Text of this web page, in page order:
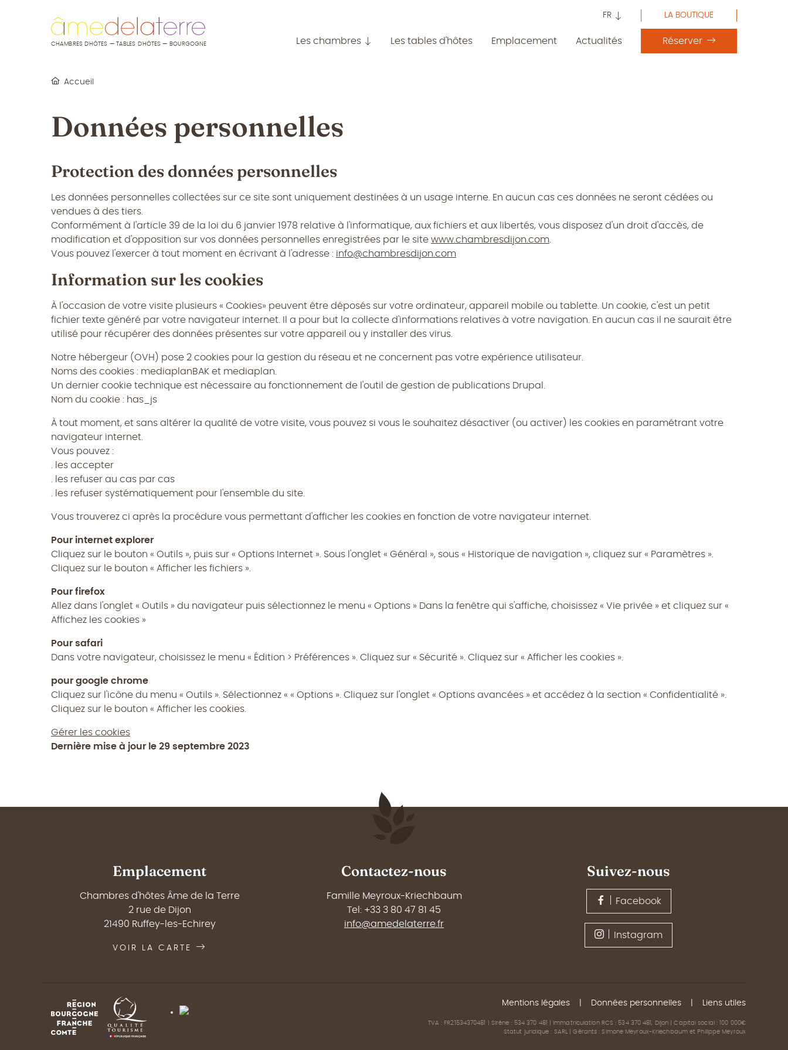
CHAMBRES D'HÔTES — TABLES D'HÔTES — BOURGOGNE
FR LA BOUTIQUE
Les chambres Les tables d'hôtes Emplacement Actualités Réserver
Accueil
Données personnelles
Protection des données personnelles
Les données personnelles collectées sur ce site sont uniquement destinées à un usage interne. En aucun cas ces données ne seront cédées ou
vendues à des tiers.
Conformément à l'article 39 de la loi du 6 janvier 1978 relative à l'informatique, aux fichiers et aux libertés, vous disposez d'un droit d'accès, de
modification et d'opposition sur vos données personnelles enregistrées par le site www.chambresdijon.com
Vous pouvez l'exercer à tout moment en écrivant à l'adresse : info@chambresdijon.com
Information sur les cookies
À l'occasion de votre visite plusieurs « Cookies» peuvent être déposés sur votre ordinateur, appareil mobile ou tablette. Un cookie, c'est un petit
fichier texte généré par votre navigateur internet. Il a pour but la collecte d'informations relatives à votre navigation. En aucun cas il ne saurait être
utilisé pour récupérer des données présentes sur votre appareil ou y installer des virus.
Notre hébergeur (OVH) pose 2 cookies pour la gestion du réseau et ne concernent pas votre expérience utilisateur.
Noms des cookies : mediaplanBAK et mediaplan.
Un dernier cookie technique est nécessaire au fonctionnement de l'outil de gestion de publications Drupal.
Nom du cookie : has_js
À tout moment, et sans altérer la qualité de votre visite, vous pouvez si vous le souhaitez désactiver (ou activer) les cookies en paramétrant votre
navigateur internet.
Vous pouvez :
. les accepter
. les refuser au cas par cas
. les refuser systématiquement pour l'ensemble du site.
Vous trouverez ci après la procédure vous permettant d'afficher les cookies en fonction de votre navigateur internet.
Pour internet explorer
Cliquez sur le bouton « Outils », puis sur « Options Internet ». Sous l'onglet « Général », sous « Historique de navigation », cliquez sur « Paramètres ».
Cliquez sur le bouton « Afficher les fichiers ».
Pour firefox
Allez dans l'onglet « Outils » du navigateur puis sélectionnez le menu « Options » Dans la fenêtre qui s'affiche, choisissez « Vie privée » et cliquez sur «
Affichez les cookies »
Pour safari
Dans votre navigateur, choisissez le menu « Édition > Préférences ». Cliquez sur « Sécurité ». Cliquez sur « Afficher les cookies ».
pour google chrome
Cliquez sur l'icône du menu « Outils ». Sélectionnez « « Options ». Cliquez sur l'onglet « Options avancées » et accédez à la section « Confidentialité ».
Cliquez sur le bouton « Afficher les cookies.
Gérer les cookies
Dernière mise à jour le 29 septembre 2023
Emplacement
Chambres d'hôtes Âme de la Terre
2 rue de Dijon
21490 Ruffey-les-Echirey
VOIR LA CARTE
Contactez-nous
Famille Meyroux-Kriechbaum
Tel: +33 3 80 47 81 45
info@amedelaterre.fr
Suivez-nous
Facebook
Instagram
Mentions légales Données personnelles Liens utiles
TVA : FR21534370481 | Sirène : 534 370 481 | Immatriculation RCS : 534 370 481, Dijon | Capital social : 100 000€
Statut juridique : SARL | Gérants : Simone Meyroux-Kriechbaum et Philippe Meyroux